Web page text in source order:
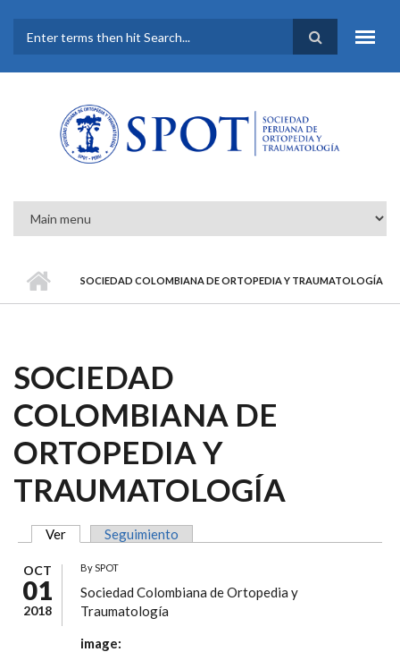
FORMULARIO DE
BÚSQUEDA
SOCIEDAD COLOMBIANA DE ORTOPEDIA Y TRAUMATOLOGÍA
SOCIEDAD
COLOMBIANA DE
ORTOPEDIA Y
TRAUMATOLOGÍA
SOLAPAS PRINCIPALES
Ver (solapa activa)
Seguimiento
OCT
01
2018
BySPOT
Sociedad Colombiana de Ortopedia y
Traumatología
image: